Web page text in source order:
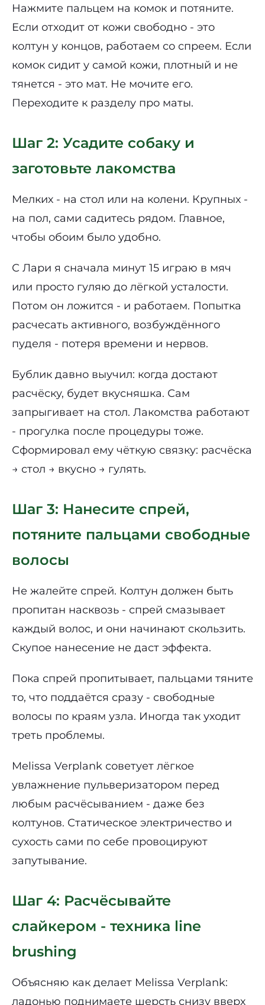
Нажмите пальцем на комок и потяните.
Если отходит от кожи свободно - это
колтун у концов, работаем со спреем. Если
комок сидит у самой кожи, плотный и не
тянется - это мат. Не мочите его.
Переходите к разделу про маты.
Шаг 2: Усадите собаку и
заготовьте лакомства
Мелких - на стол или на колени. Крупных -
на пол, сами садитесь рядом. Главное,
чтобы обоим было удобно.
С Лари я сначала минут 15 играю в мяч
или просто гуляю до лёгкой усталости.
Потом он ложится - и работаем. Попытка
расчесать активного, возбуждённого
пуделя - потеря времени и нервов.
Бублик давно выучил: когда достают
расчёску, будет вкусняшка. Сам
запрыгивает на стол. Лакомства работают
- прогулка после процедуры тоже.
Сформировал ему чёткую связку: расчёска
→ стол → вкусно → гулять.
Шаг 3: Нанесите спрей,
потяните пальцами свободные
волосы
Не жалейте спрей. Колтун должен быть
пропитан насквозь - спрей смазывает
каждый волос, и они начинают скользить.
Скупое нанесение не даст эффекта.
Пока спрей пропитывает, пальцами тяните
то, что поддаётся сразу - свободные
волосы по краям узла. Иногда так уходит
треть проблемы.
Melissa Verplank советует лёгкое
увлажнение пульверизатором перед
любым расчёсыванием - даже без
колтунов. Статическое электричество и
сухость сами по себе провоцируют
запутывание.
Шаг 4: Расчёсывайте
слайкером - техника line
brushing
Объясняю как делает Melissa Verplank:
ладонью поднимаете шерсть снизу вверх